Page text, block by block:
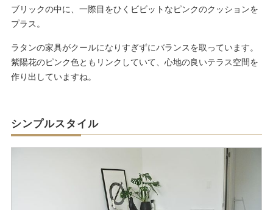
ブリックの中に、一際目をひくビビットなピンクのクッションを
プラス。
ラタンの家具がクールになりすぎずにバランスを取っています。
紫陽花のピンク色ともリンクしていて、心地の良いテラス空間を
作り出していますね。
シンプルスタイル